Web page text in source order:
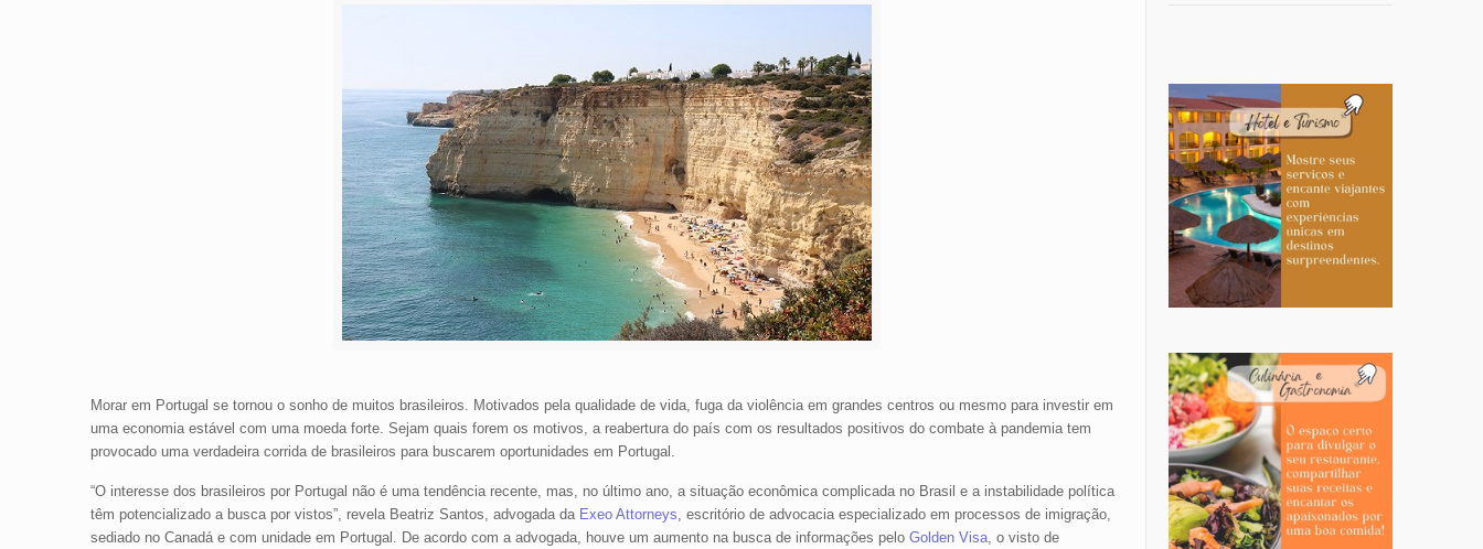
Morar em Portugal se tornou o sonho de muitos brasileiros. Motivados pela qualidade de vida, fuga da violência em grandes centros ou mesmo para investir em
uma economia estável com uma moeda forte. Sejam quais forem os motivos, a reabertura do país com os resultados positivos do combate à pandemia tem
provocado uma verdadeira corrida de brasileiros para buscarem oportunidades em Portugal.
“O interesse dos brasileiros por Portugal não é uma tendência recente, mas, no último ano, a situação econômica complicada no Brasil e a instabilidade política
têm potencializado a busca por vistos”, revela Beatriz Santos, advogada da Exeo Attorneys, escritório de advocacia especializado em processos de imigração,
sediado no Canadá e com unidade em Portugal. De acordo com a advogada, houve um aumento na busca de informações pelo Golden Visa, o visto de